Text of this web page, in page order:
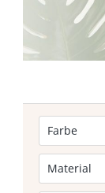
Farbe
Material